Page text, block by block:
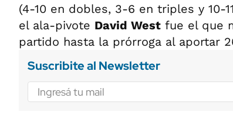
(4-10 en dobles, 3-6 en triples y 10-
el ala-pivote David West fue el que
partido hasta la prórroga al aportar
Suscribite al Newsletter